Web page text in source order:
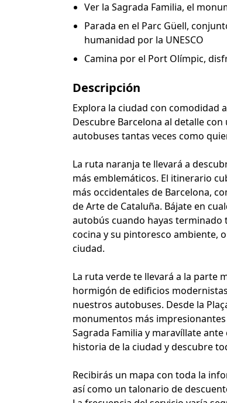
Ver la Sagrada Familia, el
Parada en el Parc Güell,
humanidad por la UNESCO
Camina por el Port Olímpic,
Descripción
Explora la ciudad con comodidad
Descubre Barcelona al detalle
autobuses tantas veces como
La ruta naranja te llevará a
más emblemáticos. El itinerario
más occidentales de Barcelona,
de Arte de Cataluña. Bájate en
autobús cuando hayas terminado
cocina y su pintoresco ambiente,
ciudad.
La ruta verde te llevará a la parte
hormigón de edificios
nuestros autobuses. Desde la
monumentos más
Sagrada Familia y maravíllate
historia de la ciudad y descubre
Recibirás un mapa con toda la
así como un talonario de